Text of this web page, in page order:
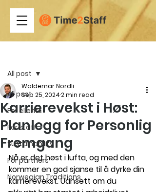
All post
For clients
For staff
Sustainability
For partners
Norwegian Traditions
All post
Karrierevekst i Høst:
Planlegg for Personlig
Fremgang
Waldemar Nordli
Sep 25, 20242 min read
Nå er det høst i lufta, og med den
kommer en god sjanse til å dyrke din
karrierevekst. Uansett om du